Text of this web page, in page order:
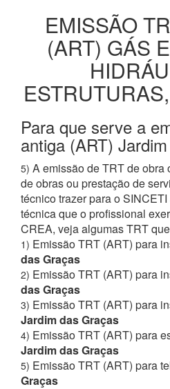
EMISSÃO
(ART) GÁS
Para que serve a
antiga (ART)
5) A emissão de TRT de obra
de obras ou prestação de
técnico trazer para o
técnica que o profissional
CREA, veja algumas TRT
1) Emissão TRT (ART) para
das Graças
2) Emissão TRT (ART) para
das Graças
3) Emissão TRT (ART) para
Jardim das Graças
4) Emissão TRT (ART) para
Jardim das Graças
5) Emissão TRT (ART) para
Graças